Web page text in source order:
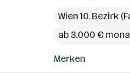
Wien 10. Bezirk
ab 3.000 €
Merken